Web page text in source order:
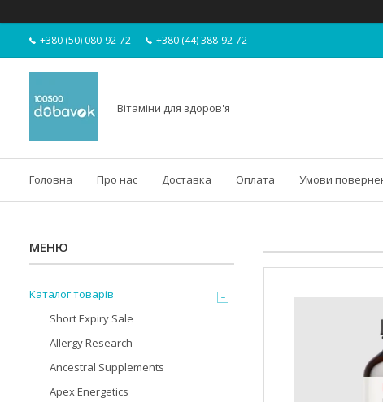
+380 (50) 080-92-72 +380 (44) 388-92-72
Вітаміни для здоров'я
Головна Про нас Доставка Оплата Умови
Каталог товарів
Short Expiry Sale
Allergy Research
Ancestral Supplements
Apex Energetics